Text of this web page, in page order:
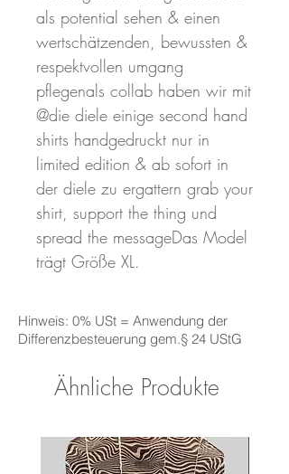
als potential sehen & einen
wertschätzenden, bewussten &
respektvollen umgang
pflegenals collab haben wir mit
@die diele einige second hand
shirts handgedruckt nur in
limited edition & ab sofort in
der diele zu ergattern grab your
shirt, support the thing und
spread the messageDas Model
trägt Größe XL.
Hinweis: 0% USt = Anwendung der
Differenzbesteuerung gem.§ 24 UStG
Ähnliche Produkte